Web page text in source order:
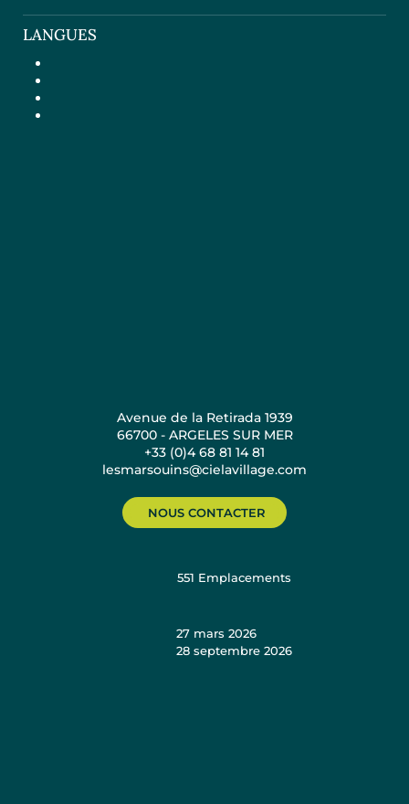
LANGUES
Avenue de la Retirada 1939
66700 - ARGELES SUR MER
+33 (0)4 68 81 14 81
lesmarsouins@cielavillage.com
NOUS CONTACTER
551 Emplacements
27 mars 2026
28 septembre 2026